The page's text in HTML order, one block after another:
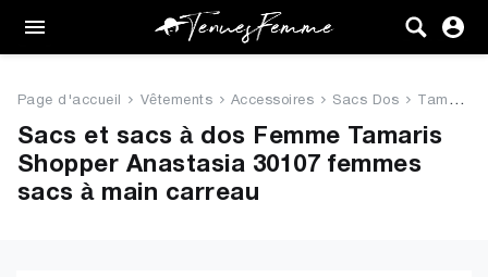
Femme
Vêtements
Chaussures
Page d'accueil Vêtements Accessoires Sacs Dos Tamaris Shopper Anastasia 3010...
Sacs et sacs à dos Femme Tamaris
Shopper Anastasia 30107 femmes
sacs à main carreau